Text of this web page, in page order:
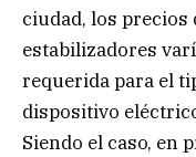
ciudad, los
estabilizadores
requerida para el
dispositivo
Siendo el caso, en